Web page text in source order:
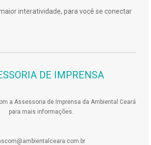
interatividade, para você se conectar
DE IMPRENSA
a Assessoria de Imprensa da Ambiental Ceará
para mais informações.